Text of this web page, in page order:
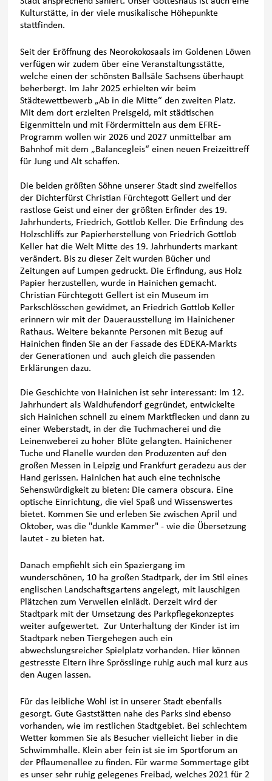
Kulturstätte, in der viele musikalische Höhepunkte
stattfinden.
Seit der Eröffnung des Neorokokosaals im Goldenen Löwen
verfügen wir zudem über eine Veranstaltungsstätte,
welche einen der schönsten Ballsäle Sachsens überhaupt
beherbergt. Im Jahr 2025 erhielten wir beim
Städtewettbewerb „Ab in die Mitte“ den zweiten Platz.
Mit dem dort erzielten Preisgeld, mit städtischen
Eigenmitteln und mit Fördermitteln aus dem EFRE-
Programm wollen wir 2026 und 2027 unmittelbar am
Bahnhof mit dem „Balancegleis“ einen neuen Freizeittreff
für Jung und Alt schaffen.
Die beiden größten Söhne unserer Stadt sind zweifellos
der Dichterfürst Christian Fürchtegott Gellert und der
rastlose Geist und einer der größten Erfinder des 19.
Jahrhunderts, Friedrich, Gottlob Keller. Die Erfindung des
Holzschliffs zur Papierherstellung von Friedrich Gottlob
Keller hat die Welt Mitte des 19. Jahrhunderts markant
verändert. Bis zu dieser Zeit wurden Bücher und
Zeitungen auf Lumpen gedruckt. Die Erfindung, aus Holz
Papier herzustellen, wurde in Hainichen gemacht.
Christian Fürchtegott Gellert ist ein Museum im
Parkschlösschen gewidmet, an Friedrich Gottlob Keller
erinnern wir mit der Dauerausstellung im Hainichener
Rathaus. Weitere bekannte Personen mit Bezug auf
Hainichen finden Sie an der Fassade des EDEKA-Markts
der Generationen und auch gleich die passenden
Erklärungen dazu.
Die Geschichte von Hainichen ist sehr interessant: Im 12.
Jahrhundert als Waldhufendorf gegründet, entwickelte
sich Hainichen schnell zu einem Marktflecken und dann zu
einer Weberstadt, in der die Tuchmacherei und die
Leinenweberei zu hoher Blüte gelangten. Hainichener
Tuche und Flanelle wurden den Produzenten auf den
großen Messen in Leipzig und Frankfurt geradezu aus der
Hand gerissen. Hainichen hat auch eine technische
Sehenswürdigkeit zu bieten: Die camera obscura. Eine
optische Einrichtung, die viel Spaß und Wissenswertes
bietet. Kommen Sie und erleben Sie zwischen April und
Oktober, was die "dunkle Kammer" - wie die Übersetzung
lautet - zu bieten hat.
Danach empfiehlt sich ein Spaziergang im
wunderschönen, 10 ha großen Stadtpark, der im Stil eines
englischen Landschaftsgartens angelegt, mit lauschigen
Plätzchen zum Verweilen einlädt. Derzeit wird der
Stadtpark mit der Umsetzung des Parkpflegekonzeptes
weiter aufgewertet. Zur Unterhaltung der Kinder ist im
Stadtpark neben Tiergehegen auch ein
abwechslungsreicher Spielplatz vorhanden. Hier können
gestresste Eltern ihre Sprösslinge ruhig auch mal kurz aus
den Augen lassen.
Für das leibliche Wohl ist in unserer Stadt ebenfalls
gesorgt. Gute Gaststätten nahe des Parks sind ebenso
vorhanden, wie im restlichen Stadtgebiet. Bei schlechtem
Wetter kommen Sie als Besucher vielleicht lieber in die
Schwimmhalle. Klein aber fein ist sie im Sportforum an
der Pflaumenallee zu finden. Für warme Sommertage gibt
es unser sehr ruhig gelegenes Freibad, welches 2021 für 2